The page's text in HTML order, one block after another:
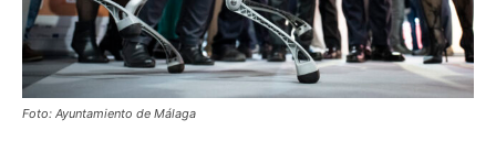
Foto: Ayuntamiento de Málaga